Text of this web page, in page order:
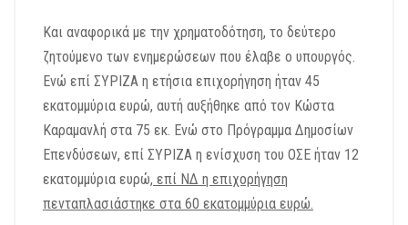
Και αναφορικά με την χρηματοδότηση, το δεύτερο
ζητούμενο των ενημερώσεων που έλαβε ο υπουργός.
Ενώ επί ΣΥΡΙΖΑ η ετήσια επιχορήγηση ήταν 45
εκατομμύρια ευρώ, αυτή αυξήθηκε από τον Κώστα
Καραμανλή στα 75 εκ. Ενώ στο Πρόγραμμα Δημοσίων
Επενδύσεων, επί ΣΥΡΙΖΑ η ενίσχυση του ΟΣΕ ήταν 12
εκατομμύρια ευρώ, επί ΝΔ η επιχορήγηση
πενταπλασιάστηκε στα 60 εκατομμύρια ευρώ.